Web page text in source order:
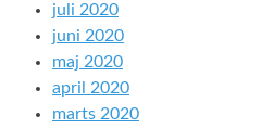
juli 2020
juni 2020
maj 2020
april 2020
marts 2020